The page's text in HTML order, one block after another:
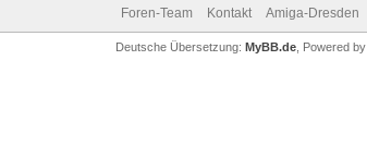
Foren-Team Kontakt Amiga-Dresden
Deutsche Übersetzung: MyBB.de, Powered by